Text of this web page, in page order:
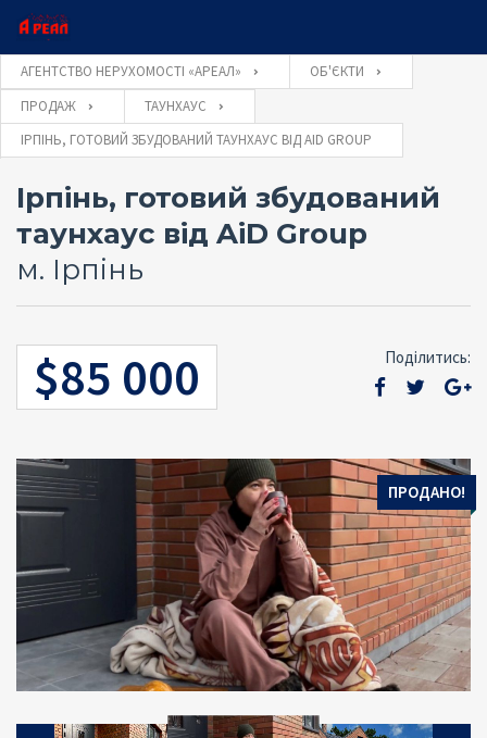
Ім'я користувача
Забули
Запам'ятати мене
АГЕНТСТВО НЕРУХОМОСТІ «АРЕАЛ»
ОБ'ЄКТИ
ПРОДАЖ
ТАУНХАУС
ІРПІНЬ, ГОТОВИЙ ЗБУДОВАНИЙ ТАУНХАУС ВІД AID GROUP
Ірпінь, готовий збудований
таунхаус від AiD Group
м. Ірпінь
$85 000 Поділитись:
ПРОДАНО!
Закажите обратный звонок и наш
ОТПРАВИТЬ
Оставьте заявку и наш консультант свяжется
ОТПРАВИТЬ